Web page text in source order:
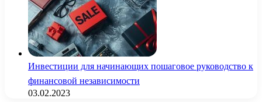
Инвестиции для начинающих пошаговое руководство к
финансовой независимости
03.02.2023